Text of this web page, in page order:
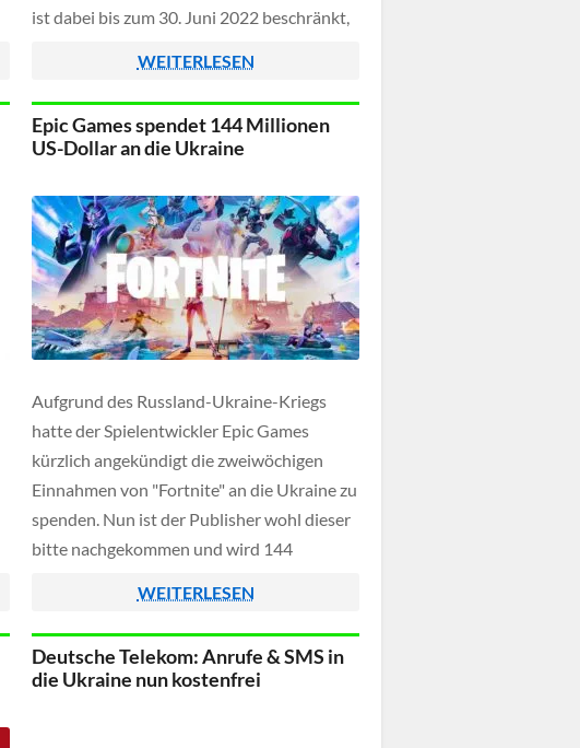
ist dabei bis zum 30. Juni 2022 beschränkt,
Smartphone-Tarif für diese SIM-Karten
geben.
WEITERLESEN
Epic Games spendet 144 Millionen
US-Dollar an die Ukraine
Aufgrund des Russland-Ukraine-Kriegs
hatte der Spielentwickler Epic Games
kürzlich angekündigt die zweiwöchigen
Einnahmen von "Fortnite" an die Ukraine zu
spenden. Nun ist der Publisher wohl dieser
bitte nachgekommen und wird 144
Hilfsorganisationen spenden.
WEITERLESEN
Deutsche Telekom: Anrufe & SMS in
die Ukraine nun kostenfrei